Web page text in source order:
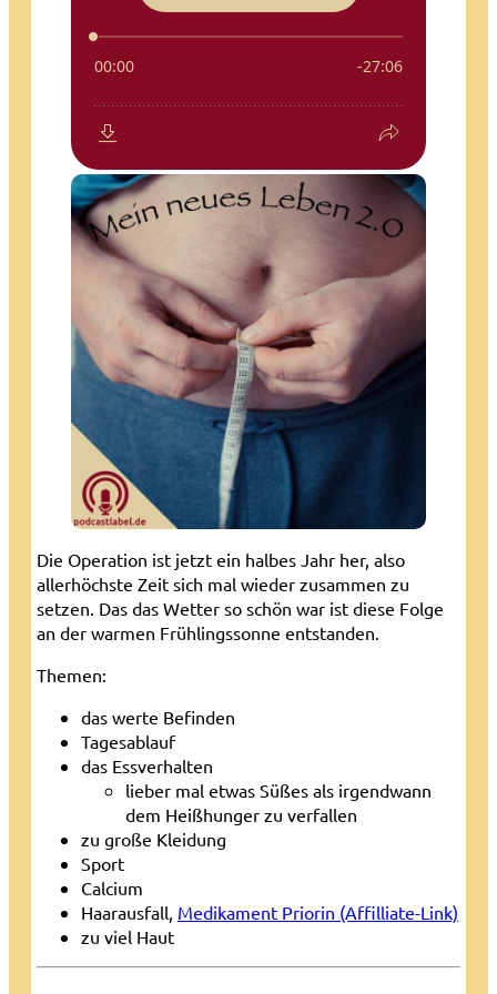
Die Operation ist jetzt ein halbes Jahr her, also
allerhöchste Zeit sich mal wieder zusammen zu
setzen. Das das Wetter so schön war ist diese Folge
an der warmen Frühlingssonne entstanden.
Themen:
das werte Befinden
Tagesablauf
das Essverhalten
lieber mal etwas Süßes als irgendwann
dem Heißhunger zu verfallen
zu große Kleidung
Sport
Calcium
Haarausfall, Medikament Priorin (Affilliate-Link)
zu viel Haut